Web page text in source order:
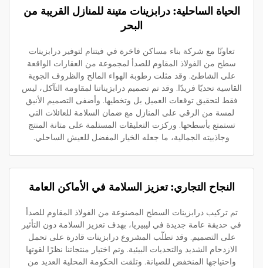
الحياة الساحلية: درابزينات متينة للمنازل القريبة من
البحر
تعاونّا مع شركة بناء مساكن فاخرة في فيتنام لتوفير درابزينات
سطح من الفولاذ المقاوم للصدأ لمجموعة من العقارات الواقعة
على الشاطئ. وقد مثلت رطوبة الهواء المالح والظروف الجوية
القاسية تحديًا فريدًا. وقد تم تصميم درابزيناتنا لمقاومة التآكل، ليس
فقط لتحقيق توقعات العميل بل وتخطيها. وأضفى التصميم الأنيق
لمسة من الرقي على المنازل مع ضمان السلامة للعائلات التي
تستمتع بأسطحها. وركزت التعليقات المستلمة على متانة المنتج
وجاذبيته الجمالية، ما جعله الخيار المفضل للعيش الساحلي.
النجاح التجاري: تعزيز السلامة في الأماكن العامة
تم تركيب درابزينات السطح المصنوعة من الفولاذ المقاوم للصدأ
في حديقة عامة جديدة في ليبيريا، بهدف تعزيز السلامة دون التأثير
على التصميم. وقد تطلّب المشروع درابزينات قادرة على تحمل
الازدحام الشديد والتحديات البيئية. وتم اختيار منتجاتنا نظرًا لقوتها
واحتياجها المنخفض للصيانة. وتلقت الحكومة المحلية العديد من